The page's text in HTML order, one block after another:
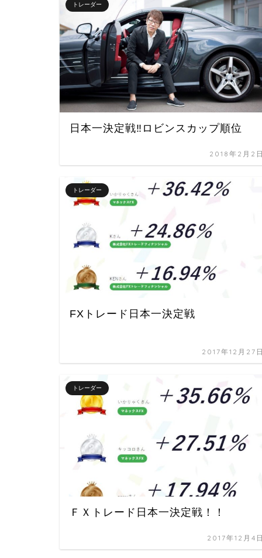
トレーダー
日本一決定戦‼︎ロビンスカップ順位
2018年2月2
トレーダー
FXトレード日本一決定戦
2017年12月27
トレーダー
ＦＸトレード日本一決定戦！！
2017年12月4